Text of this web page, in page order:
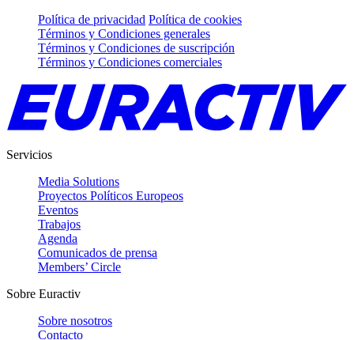
Política de privacidad Política de cookies
Términos y Condiciones generales
Términos y Condiciones de suscripción
Términos y Condiciones comerciales
Servicios
Media Solutions
Proyectos Políticos Europeos
Eventos
Trabajos
Agenda
Comunicados de prensa
Members’ Circle
Sobre Euractiv
Sobre nosotros
Contacto